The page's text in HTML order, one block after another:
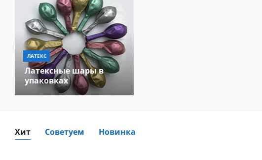
ЛАТЕКС
Латексные шары в
упаковках
Хит Советуем Новинка